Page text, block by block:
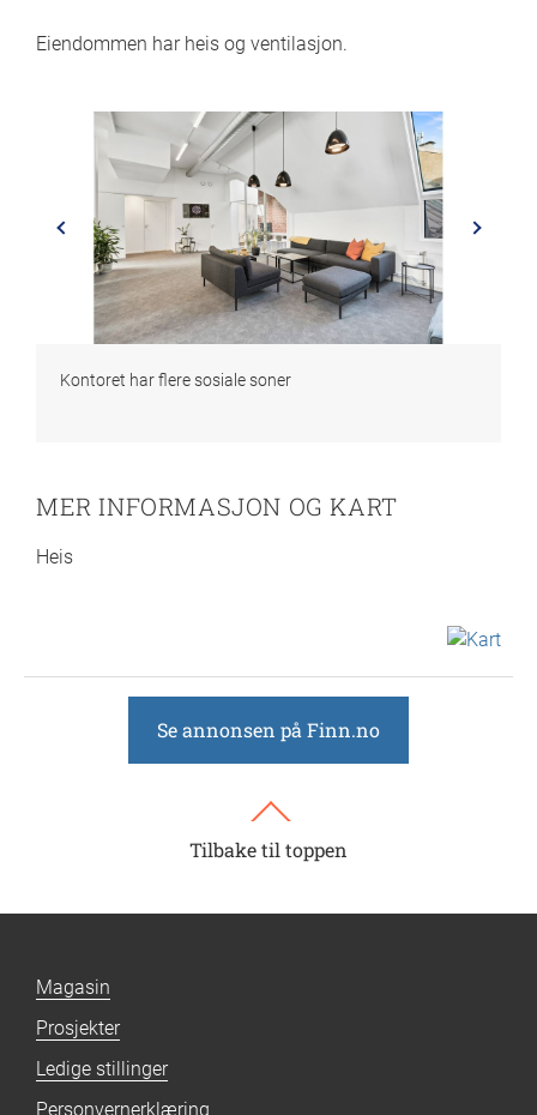
Eiendommen har heis og ventilasjon.
Kontoret har flere sosiale soner
MER INFORMASJON OG KART
Heis
Se annonsen på Finn.no
Tilbake til toppen
Magasin
Prosjekter
Ledige stillinger
Personvernerklæring